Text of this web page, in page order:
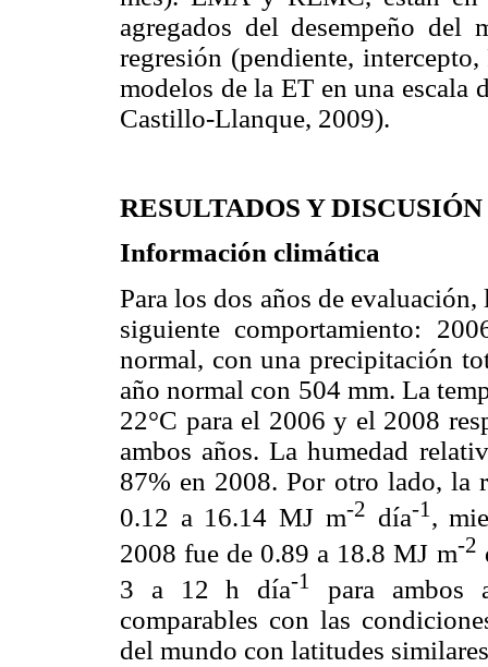
agregados del desempeño del
regresión (pendiente,
modelos de la ET en una
Castillo-Llanque, 2009).
RESULTADOS Y DISCUSIÓN
Información climática
Para los dos años de
siguiente comportamiento:
normal, con una precipitación
año normal con 504 mm. La
22°C para el 2006 y el 2008
ambos años. La humedad
87% en 2008. Por otro lado, la
0.12 a 16.14 MJ m-2 día-1 ,
2008 fue de 0.89 a 18.8 MJ m-2
3 a 12 h día-1
para ambos
comparables con las
del mundo con latitudes